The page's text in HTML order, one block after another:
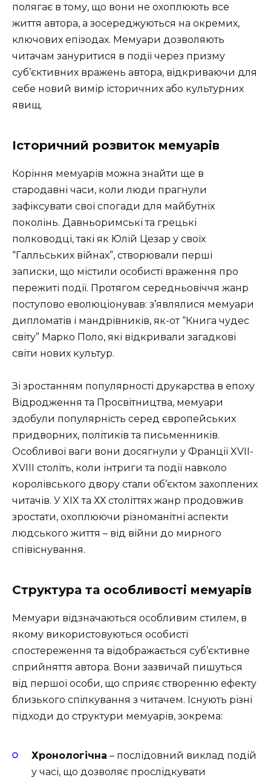
полягає в тому, що вони не охоплюють все
життя автора, а зосереджуються на окремих,
ключових епізодах. Мемуари дозволяють
читачам зануритися в події через призму
суб’єктивних вражень автора, відкриваючи для
себе новий вимір історичних або культурних
явищ.
Історичний розвиток мемуарів
Коріння мемуарів можна знайти ще в
стародавні часи, коли люди прагнули
зафіксувати свої спогади для майбутніх
поколінь. Давньоримські та грецькі
полководці, такі як Юлій Цезар у своїх
“Галльських війнах”, створювали перші
записки, що містили особисті враження про
пережиті події. Протягом середньовіччя жанр
поступово еволюціонував: з’являлися мемуари
дипломатів і мандрівників, як-от “Книга чудес
світу” Марко Поло, які відкривали загадкові
світи нових культур.
Зі зростанням популярності друкарства в епоху
Відродження та Просвітництва, мемуари
здобули популярність серед європейських
придворних, політиків та письменників.
Особливої ваги вони досягнули у Франції XVII-
XVIII століть, коли інтриги та події навколо
королівського двору стали об’єктом захоплених
читачів. У XIX та ХХ століттях жанр продовжив
зростати, охоплюючи різноманітні аспекти
людського життя – від війни до мирного
співіснування.
Структура та особливості мемуарів
Мемуари відзначаються особливим стилем, в
якому використовуються особисті
спостереження та відображається суб’єктивне
сприйняття автора. Вони зазвичай пишуться
від першої особи, що сприяє створенню ефекту
близького спілкування з читачем. Існують різні
підходи до структури мемуарів, зокрема:
Хронологічна – послідовний виклад подій
у часі, що дозволяє прослідкувати